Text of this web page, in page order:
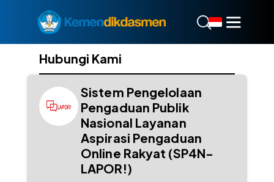
Hubungi Kami
Sistem Pengelolaan
Pengaduan Publik
Nasional Layanan
Aspirasi Pengaduan
Online Rakyat (SP4N-
LAPOR!)